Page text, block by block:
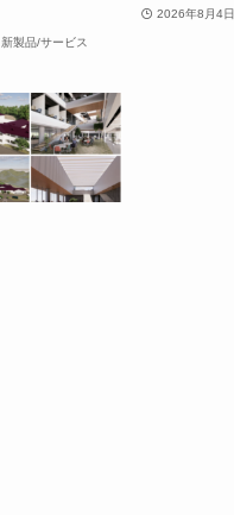
新製品/サービス
2026年8月4日